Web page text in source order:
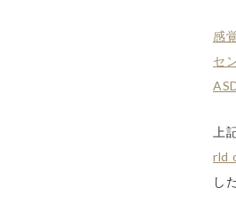
感
セ
上
rld
し